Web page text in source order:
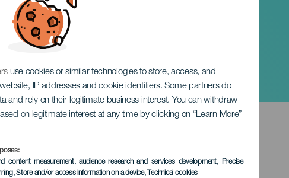
use cookies or similar technologies to store, access, and
IP addresses and cookie identifiers. Some partners do
and rely on their legitimate business interest. You can withdraw
on legitimate interest at any time by clicking on “Learn More”
content measurement, audience research and services development, Precise
, Store and/or access information on a device, Technical cookies
ПРОШЕДШЕЕ МЕРОПРИЯТИЕ